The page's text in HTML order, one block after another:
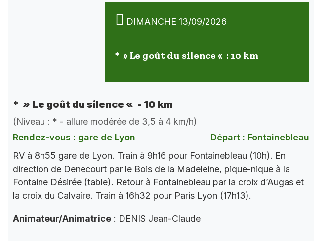
DIMANCHE 13/09/2026
* » Le goût du silence « : 10 km
* » Le goût du silence « - 10 km
(Niveau : * - allure modérée de 3,5 à 4 km/h)
Rendez-vous : gare de Lyon
Départ : Fontainebleau
RV à 8h55 gare de Lyon. Train à 9h16 pour Fontainebleau (10h). En
direction de Denecourt par le Bois de la Madeleine, pique-nique à la
Fontaine Désirée (table). Retour à Fontainebleau par la croix d’Augas et
la croix du Calvaire. Train à 16h32 pour Paris Lyon (17h13).
Animateur/Animatrice : DENIS Jean-Claude